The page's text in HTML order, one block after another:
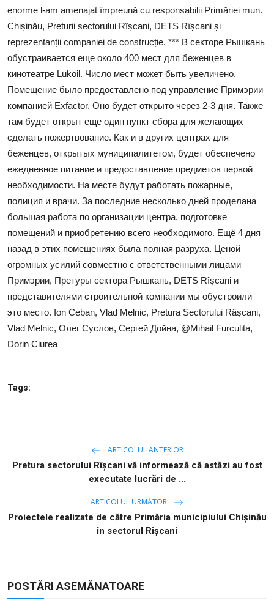
enorme l-am amenajat împreună cu responsabilii Primăriei mun.
Chișinău, Preturii sectorului Rîșcani, DETS Rîșcani și
reprezentanții companiei de construcție. *** В секторе Рышкань
обустраивается еще около 400 мест для беженцев в
кинотеатре Lukoil. Число мест может быть увеличено.
Помещение было предоставлено под управление Примэрии
компанией Exfactor. Оно будет открыто через 2-3 дня. Также
там будет открыт еще один пункт сбора для желающих
сделать пожертвование. Как и в других центрах для
беженцев, открытых муниципалитетом, будет обеспечено
ежедневное питание и предоставление предметов первой
необходимости. На месте будут работать пожарные,
полиция и врачи. За последние несколько дней проделана
большая работа по организации центра, подготовке
помещений и приобретению всего необходимого. Ещё 4 дня
назад в этих помещениях была полная разруха. Ценой
огромных усилий совместно с ответственными лицами
Примэрии, Претуры сектора Рышкань, DETS Rîșcani и
представителями строительной компании мы обустроили
это место. Ion Ceban, Vlad Melnic, Pretura Sectorului Râșcani,
Vlad Melnic, Олег Суслов, Сергей Дойна, @Mihail Furculita,
Dorin Ciurea
Tags:
ARTICOLUL ANTERIOR
Pretura sectorului Rîșcani vă informează că astăzi au fost
executate lucrări de ...
ARTICOLUL URMĂTOR
Proiectele realizate de către Primăria municipiului Chișinău
în sectorul Rîșcani
POSTĂRI ASEMĂNATOARE